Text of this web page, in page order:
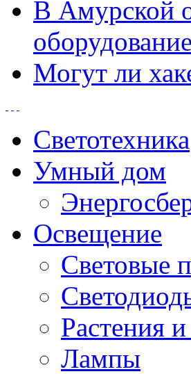
В Амурской
Могут ли
Светотехника
Умный дом
Освещение
Световые
Растения и
Лампы